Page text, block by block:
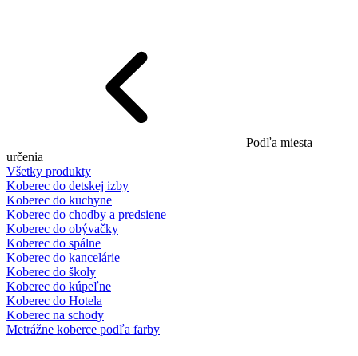
Podľa miesta
určenia
Všetky produkty
Koberec do detskej izby
Koberec do kuchyne
Koberec do chodby a predsiene
Koberec do obývačky
Koberec do spálne
Koberec do kancelárie
Koberec do školy
Koberec do kúpeľne
Koberec do Hotela
Koberec na schody
Metrážne koberce podľa farby